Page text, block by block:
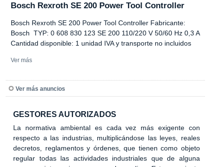
Bosch Rexroth SE 200 Power Tool Controller
Bosch Rexroth SE 200 Power Tool Controller Fabricante:
Bosch TYP: 0 608 830 123 SE 200 110/220 V 50/60 Hz 0,3 A
Cantidad disponible: 1 unidad IVA y transporte no incluidos
Ver más
Ver más anuncios
GESTORES AUTORIZADOS
La normativa ambiental es cada vez más exigente con
respecto a las industrias, multiplicándose las leyes, reales
decretos, reglamentos y órdenes, que tienen como objeto
regular todas las actividades industriales que de alguna